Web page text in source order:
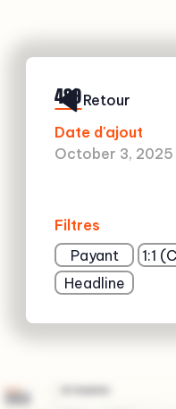
489
Date d'ajout
October 3, 2025
Filtres
Payant
1:1
Headline
Retour